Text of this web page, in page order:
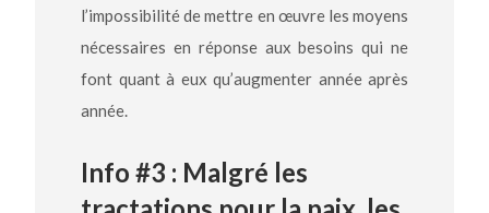
l’impossibilité de mettre en œuvre les moyens
nécessaires en réponse aux besoins qui ne
font quant à eux qu’augmenter année après
année.
Info #3 : Malgré les